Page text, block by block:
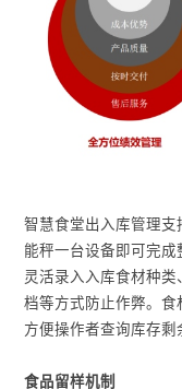
智慧食堂出入库管理
能秤一台设备即可完
灵活录入入库食材种
档等方式防止作弊。食
方便操作者查询库存剩
食品留样机制